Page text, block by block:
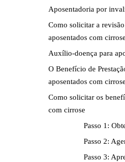
Aposentadoria por
Como solicitar a
aposentados com cirrose
Auxílio-doença para
O Benefício de
aposentados com cirrose
Como solicitar os
com cirrose
Passo 1:
Passo 2:
Passo 3: